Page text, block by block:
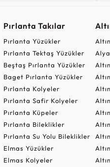
Pırlanta Takılar
Pırlanta Yüzükler
Pırlanta Tektaş Yüzükler
Beştaş Pırlanta Yüzükler
Baget Pırlanta Yüzükler
Pırlanta Kolyeler
Pırlanta Safir Kolyeler
Pırlanta Küpeler
Pırlanta Bileklikler
Pırlanta Su Yolu Bileklikler
Elmas Yüzükler
Elmas Kolyeler